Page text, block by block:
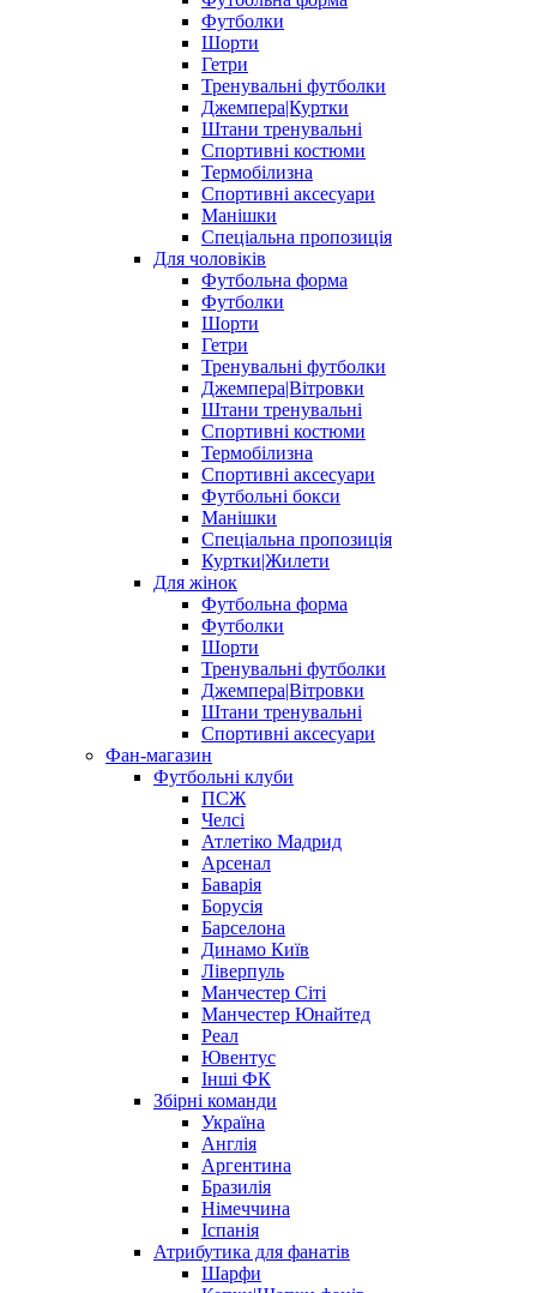
Футболки
Шорти
Гетри
Тренувальні футболки
Джемпера|Куртки
Штани тренувальні
Спортивні костюми
Термобілизна
Спортивні аксесуари
Манішки
Спеціальна пропозиція
Для чоловіків
Футбольна форма
Футболки
Шорти
Гетри
Тренувальні футболки
Джемпера|Вітровки
Штани тренувальні
Спортивні костюми
Термобілизна
Спортивні аксесуари
Футбольні бокси
Манішки
Спеціальна пропозиція
Куртки|Жилети
Для жінок
Футбольна форма
Футболки
Шорти
Тренувальні футболки
Джемпера|Вітровки
Штани тренувальні
Спортивні аксесуари
Фан-магазин
Футбольні клуби
ПСЖ
Челсі
Атлетіко Мадрид
Арсенал
Баварія
Борусія
Барселона
Динамо Київ
Ліверпуль
Манчестер Сіті
Манчестер Юнайтед
Реал
Ювентус
Інші ФК
Збірні команди
Україна
Англія
Аргентина
Бразилія
Німеччина
Іспанія
Атрибутика для фанатів
Шарфи